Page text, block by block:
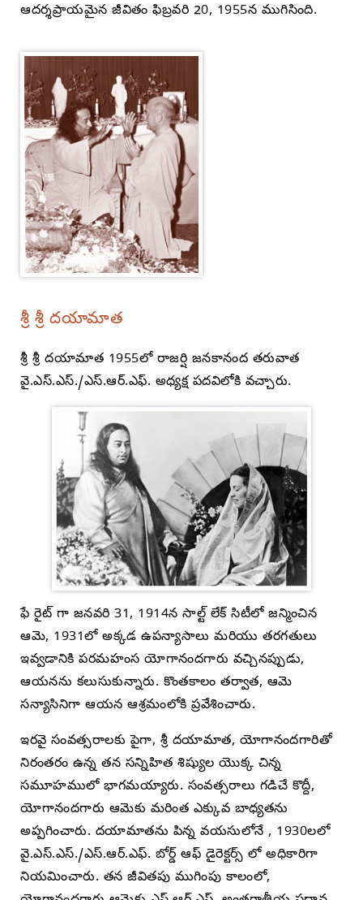
ఆదర్శప్రాయమైన జీవితం ఫిబ్రవరి 20, 1955న ముగిసింది.
శ్రీ శ్రీ దయామాత
శ్రీ శ్రీ దయామాత 1955లో రాజర్షి జనకానంద తరువాత
వై.ఎస్.ఎస్./ఎస్.ఆర్.ఎఫ్. అధ్యక్ష పదవిలోకి వచ్చారు.
ఫే రైట్ గా జనవరి 31, 1914న సాల్ట్ లేక్ సిటీలో జన్మించిన
ఆమె, 1931లో అక్కడ ఉపన్యాసాలు మరియు తరగతులు
ఇవ్వడానికి పరమహంస యోగానందగారు వచ్చినప్పుడు,
ఆయనను కలుసుకున్నారు. కొంతకాలం తర్వాత, ఆమె
సన్యాసినిగా ఆయన ఆశ్రమంలోకి ప్రవేశించారు.
ఇరవై సంవత్సరాలకు పైగా, శ్రీ దయామాత, యోగానందగారితో
నిరంతరం ఉన్న తన సన్నిహిత శిష్యుల యొక్క చిన్న
సమూహములో భాగమయ్యారు. సంవత్సరాలు గడిచే కొద్దీ,
యోగానందగారు ఆమెకు మరింత ఎక్కువ బాధ్యతను
అప్పగించారు. దయామాతను పిన్న వయసులోనే , 1930లలో
వై.ఎస్.ఎస్./ఎస్.ఆర్.ఎఫ్. బోర్డ్ ఆఫ్ డైరెక్టర్స్ లో అధికారిగా
నియమించారు. తన జీవితపు ముగింపు కాలంలో,